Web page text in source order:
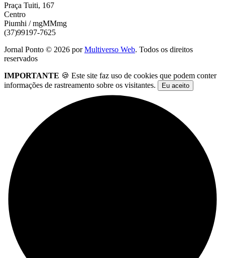
Praça Tuiti, 167
Centro
Piumhi / mgMMmg
(37)99197-7625
Jornal Ponto © 2026 porMultiverso Web. Todos os direitos
reservados
IMPORTANTE 🍪 Este site faz uso de cookies que podem conter
informações de rastreamento sobre os visitantes.
Eu aceito